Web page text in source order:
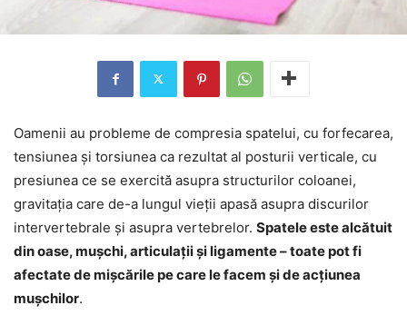
Oamenii au probleme de compresia spatelui, cu forfecarea,
tensiunea și torsiunea ca rezultat al posturii verticale, cu
presiunea ce se exercită asupra structurilor coloanei,
gravitația care de-a lungul vieții apasă asupra discurilor
intervertebrale și asupra vertebrelor. Spatele este alcătuit
din oase, mușchi, articulații și ligamente – toate pot fi
afectate de mișcările pe care le facem și de acțiunea
mușchilor.